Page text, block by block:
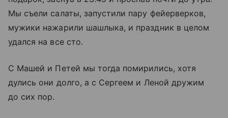
Мы съели салаты, запустили пару фейерверков,
мужики нажарили шашлыка, и праздник в целом
удался на все сто.
С Машей и Петей мы тогда помирились, хотя
дулись они долго, а с Сергеем и Леной дружим
до сих пор.